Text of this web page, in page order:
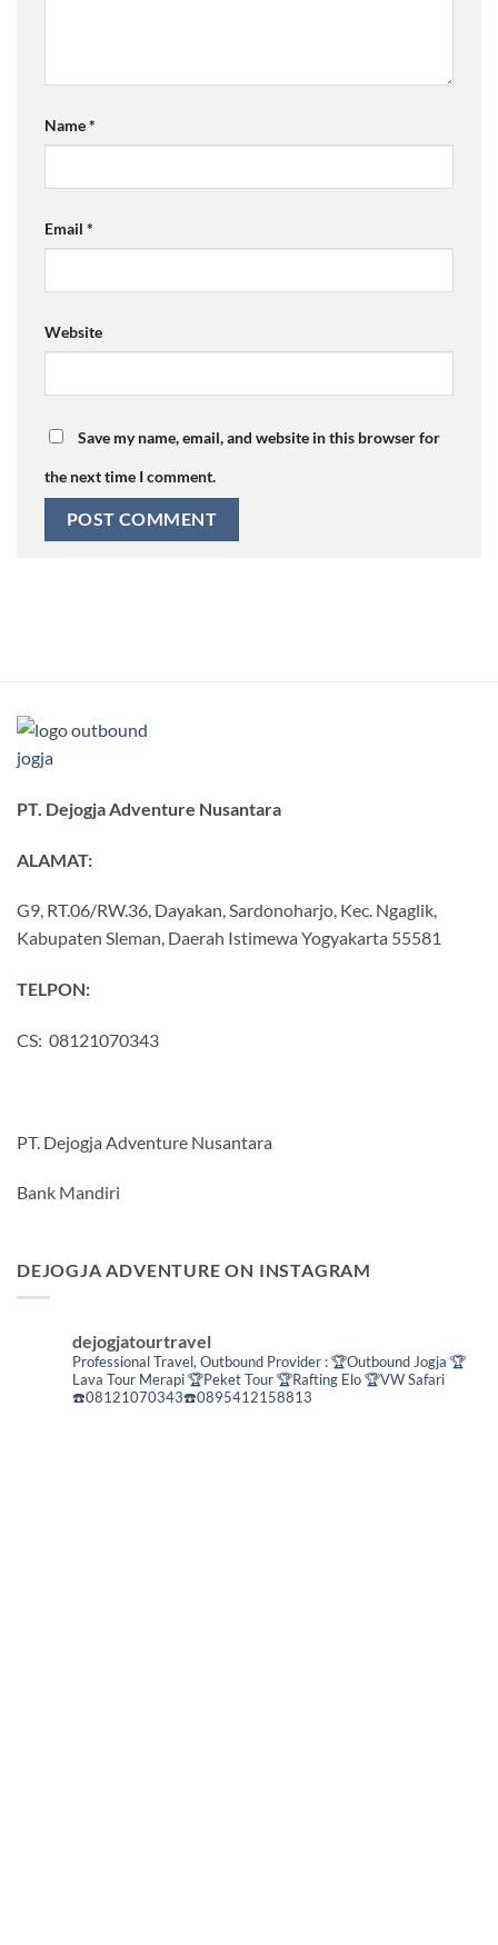
Name*
Email *
Website
Save my name, email, and website in this browser for
the next time I comment.
PT. Dejogja Adventure Nusantara
ALAMAT:
G9, RT.06/RW.36, Dayakan, Sardonoharjo, Kec. Ngaglik,
Kabupaten Sleman, Daerah Istimewa Yogyakarta 55581
TELPON:
CS: 08121070343
PT. Dejogja Adventure Nusantara
Bank Mandiri
DEJOGJA ADVENTURE ON INSTAGRAM
dejogjatourtravel
Professional Travel, Outbound Provider :🏆Outbound Jogja 🏆
Lava Tour Merapi🏆Peket Tour🏆Rafting Elo🏆VW Safari
☎️08121070343☎️0895412158813